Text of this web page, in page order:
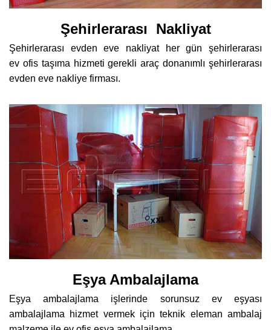
Şehirlerarası Nakliyat
Şehirlerarası evden eve nakliyat her gün şehirlerarası
ev ofis taşıma hizmeti gerekli araç donanımlı şehirlerarası
evden eve nakliye firması.
Eşya Ambalajlama
Eşya ambalajlama işlerinde sorunsuz ev eşyası
ambalajlama hizmet vermek için teknik eleman ambalaj